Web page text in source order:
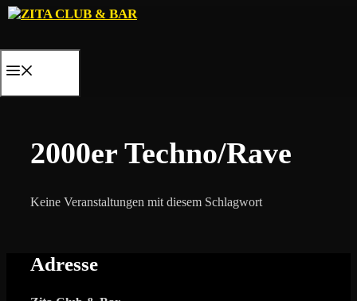
Zum
2000er Techno/Rave
Keine Veranstaltungen mit diesem Schlagwort
Adresse